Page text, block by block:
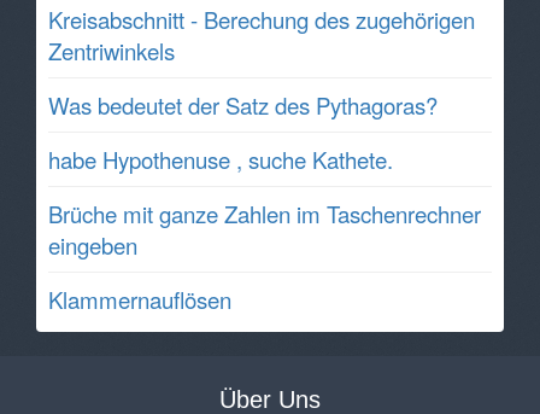
Kreisabschnitt - Berechung des zugehörigen
Zentriwinkels
Was bedeutet der Satz des Pythagoras?
habe Hypothenuse , suche Kathete.
Brüche mit ganze Zahlen im Taschenrechner
eingeben
Klammernauflösen
Über Uns